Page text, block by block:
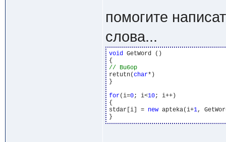
помогите
слова...
void GetWord ()
// Bu6op
retutn(char*)
}
for(i=0; i<10; i++)
{
stdar[i] = new apteka(i+1,